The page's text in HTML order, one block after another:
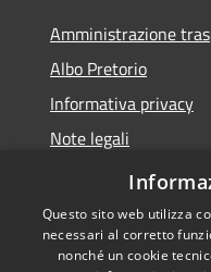
Amministrazione
Albo Pretorio
Informativa privacy
Note legali
Dichiarazione di
Questo sito web utilizza
necessari al corretto
nonché un cookie